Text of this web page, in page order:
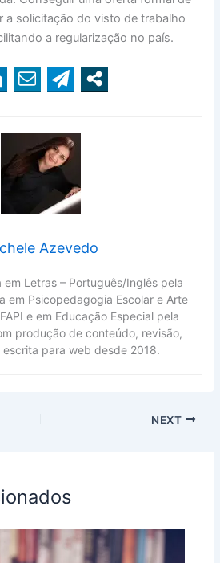
a solicitação do visto de trabalho
a regularização no país.
Azevedo
em Letras – Português/Inglês pela
em Psicopedagogia Escolar e Arte
e em Educação Especial pela
produção de conteúdo, revisão,
escrita para web desde 2018.
NEXT